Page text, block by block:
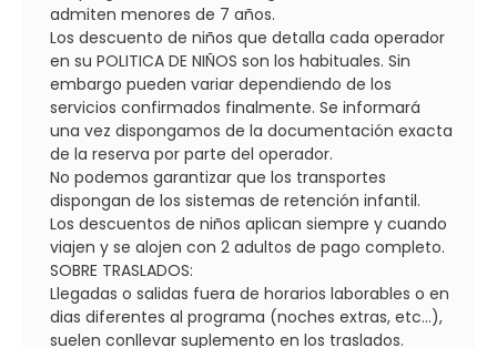
admiten menores de 7 años.
Los descuento de niños que detalla cada operador
en su POLITICA DE NIÑOS son los habituales. Sin
embargo pueden variar dependiendo de los
servicios confirmados finalmente. Se informará
una vez dispongamos de la documentación exacta
de la reserva por parte del operador.
No podemos garantizar que los transportes
dispongan de los sistemas de retención infantil.
Los descuentos de niños aplican siempre y cuando
viajen y se alojen con 2 adultos de pago completo.
SOBRE TRASLADOS:
Llegadas o salidas fuera de horarios laborables o en
dias diferentes al programa (noches extras, etc...),
suelen conllevar suplemento en los traslados.